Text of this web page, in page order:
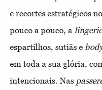
e recortes estratégicos
pouco a pouco, a lingerie
espartilhos, sutiãs e
em toda a sua glória,
intencionais. Nas